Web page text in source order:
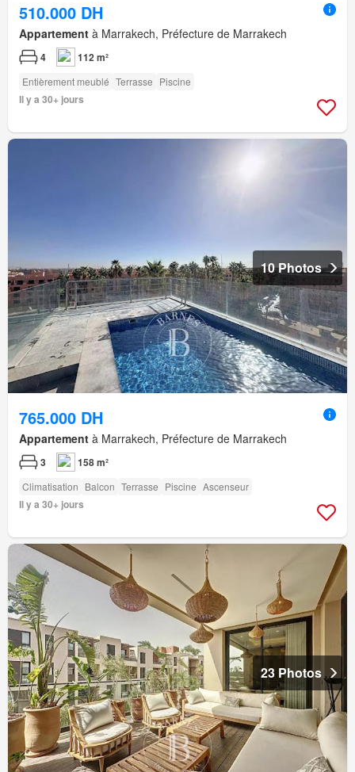
510.000 DH
Appartement à Marrakech, Préfecture de Marrakech
4 112 m²
Entièrement meublé Terrasse Piscine
Il y a 30+ jours
10 Photos
765.000 DH
Appartement à Marrakech, Préfecture de Marrakech
3 158 m²
Climatisation Balcon Terrasse Piscine Ascenseur
Il y a 30+ jours
23 Photos